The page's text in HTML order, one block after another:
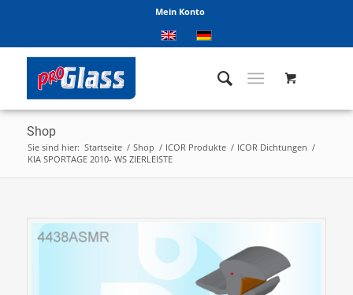
Mein Konto
Shop
Sie sind hier: Startseite / Shop / ICOR Produkte / ICOR Dichtungen /
KIA SPORTAGE 2010- WS ZIERLEISTE